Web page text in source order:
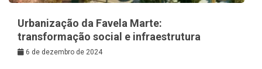
Urbanização da Favela Marte:
transformação social e infraestrutura
6 de dezembro de 2024